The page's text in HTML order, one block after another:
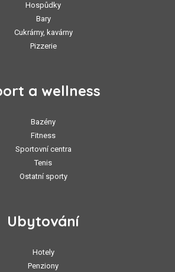
Hospůdky
Bary
Cukrárny, kavárny
Pizzerie
a wellness
Bazény
Fitness
Sportovní centra
Tenis
Ostatní sporty
Ubytování
Hotely
Penziony